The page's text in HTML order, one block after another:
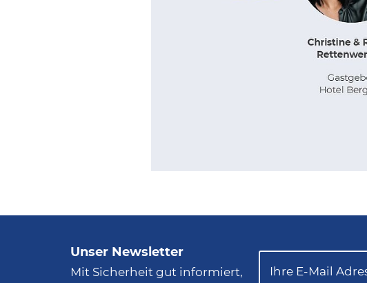
Unser Newsletter
Mit Sicherheit gut informiert,